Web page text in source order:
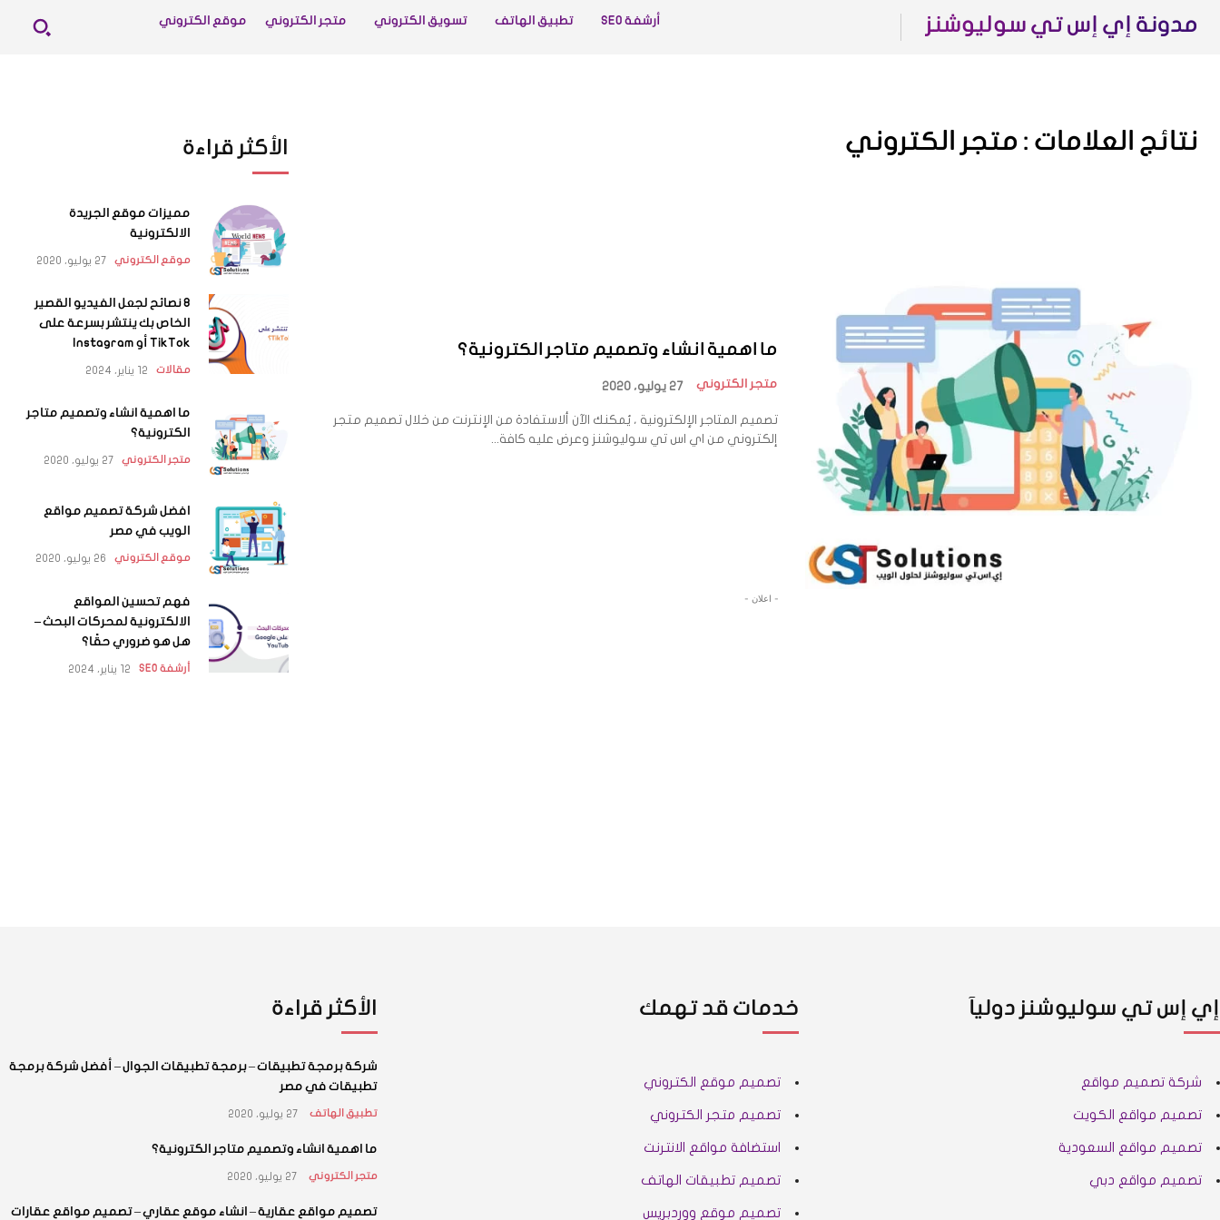
مدونة إي إس تي سوليوشنز أرشفة SEO تطبيق الهاتف تسويق الكتروني متجر الكتروني موقع الكتروني
الأكثر قراءة
مميزات موقع الجريدة
الالكترونية
موقع الكتروني 27 يوليو، 2020
8 نصائح لجعل الفيديو القصير
الخاص بك ينتشر بسرعة على
TikTok أو Instagram
مقالات 12 يناير، 2024
ما اهمية انشاء وتصميم متاجر
الكترونية؟
متجر الكتروني 27 يوليو، 2020
افضل شركة تصميم مواقع
الويب في مصر
موقع الكتروني 26 يوليو، 2020
فهم تحسين المواقع
الالكترونية لمحركات البحث –
هل هو ضروري حقًا؟
أرشفة SEO 12 يناير، 2024
نتائج العلامات : متجر الكتروني
ما اهمية انشاء وتصميم متاجر الكترونية؟
متجر الكتروني 27 يوليو، 2020
تصميم المتاجر الإلكترونية ، يُمكنك الآن ألاستفادة من الإنترنت من خلال تصميم متجر
إلكتروني من اي اس تي سوليوشنز وعرض عليه كافة...
- اعلان -
الأكثر قراءة
شركة برمجة تطبيقات – برمجة تطبيقات الجوال – أفضل شركة برمجة
تطبيقات في مصر
تطبيق الهاتف 27 يوليو، 2020
ما اهمية انشاء وتصميم متاجر الكترونية؟
متجر الكتروني 27 يوليو، 2020
تصميم مواقع عقارية – انشاء موقع عقاري – تصميم مواقع عقارات
خدمات قد تهمك
تصميم موقع الكتروني
تصميم متجر الكتروني
استضافة مواقع الانترنت
تصميم تطبيقات الهاتف
تصميم موقع ووردبريس
إي إس تي سوليوشنز دوليآ
شركة تصميم مواقع
تصميم مواقع الكويت
تصميم مواقع السعودية
تصميم مواقع دبي